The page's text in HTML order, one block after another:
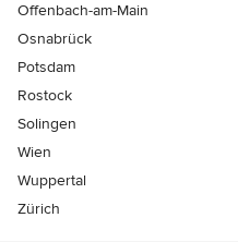
Offenbach-am-Main
Osnabrück
Potsdam
Rostock
Solingen
Wien
Wuppertal
Zürich